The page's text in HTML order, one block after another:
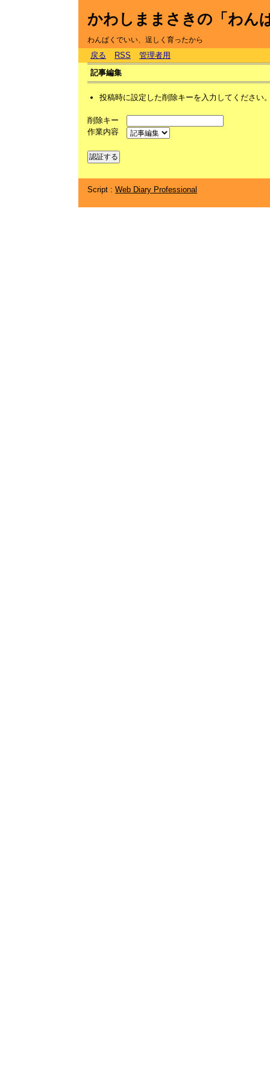
かわしままさきの「わん
わんぱくでいい、逞しく育ったから
戻る RSS
管理者用
記事編集
投稿時に設定した削除キーを入力してください
削除キー
作業内容
Script : Web Diary Professional